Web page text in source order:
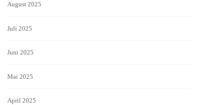
August 2025
Juli 2025
Juni 2025
Mai 2025
April 2025